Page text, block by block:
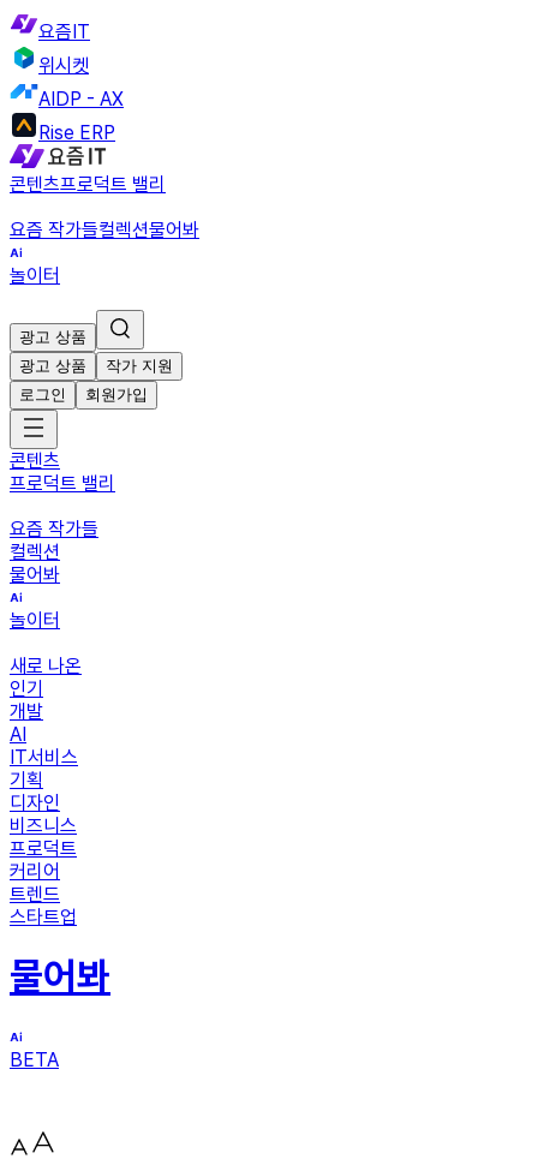
요즘IT
위시켓
AIDP - AX
Rise ERP
콘텐츠프로덕트 밸리
요즘 작가들컬렉션물어봐
놀이터
광고 상품
광고 상품
작가 지원
로그인
회원가입
콘텐츠
프로덕트 밸리
요즘 작가들
컬렉션
물어봐
놀이터
새로 나온
인기
개발
AI
IT서비스
기획
디자인
비즈니스
프로덕트
커리어
트렌드
스타트업
물어봐
BETA